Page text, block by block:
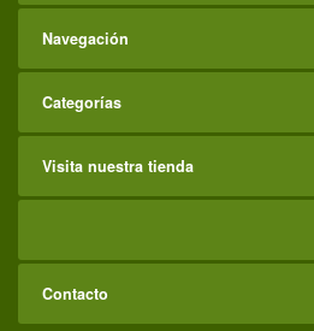
Navegación
Categorías
Visita nuestra tienda
Contacto